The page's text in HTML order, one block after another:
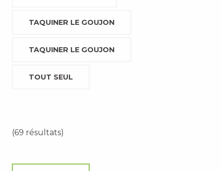
TAQUINER LE GOUJON
TAQUINER LE GOUJON
TOUT SEUL
(69 résultats)